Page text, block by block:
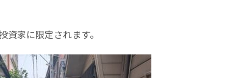
資家に限定されます。